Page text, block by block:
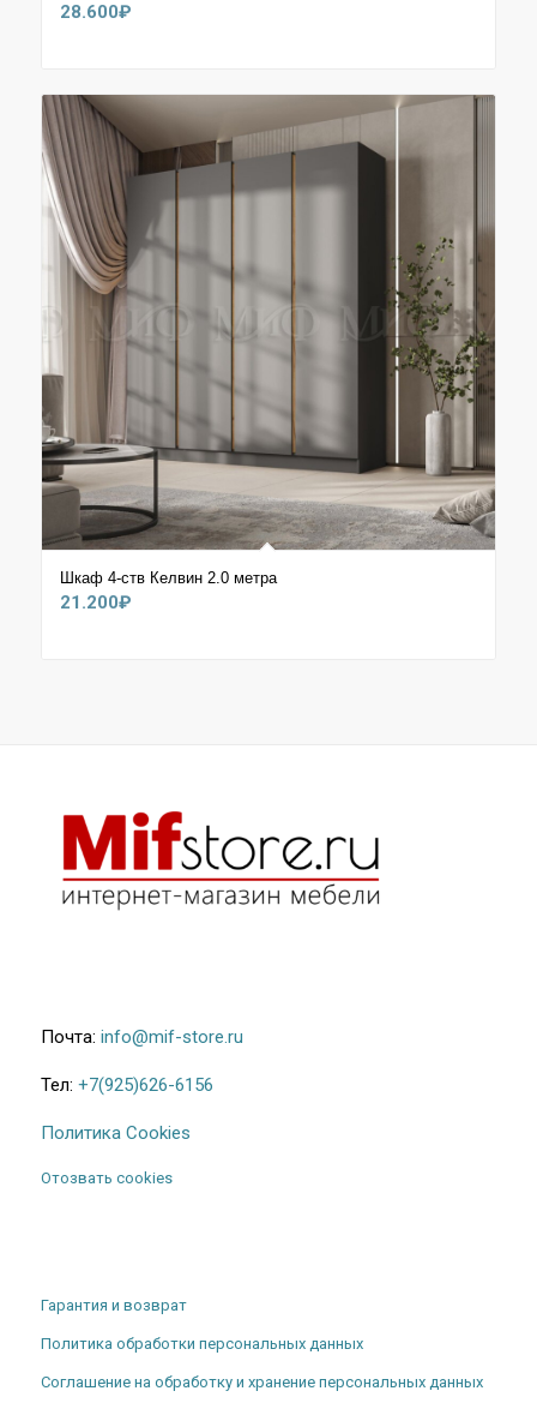
28.600₽
Шкаф 4-ств Келвин 2.0 метра
21.200₽
Почта: info@mif-store.ru
Тел: +7(925)626-6156
Политика Cookies
Отозвать cookies
Гарантия и возврат
Политика обработки персональных данных
Соглашение на обработку и хранение персональных данных